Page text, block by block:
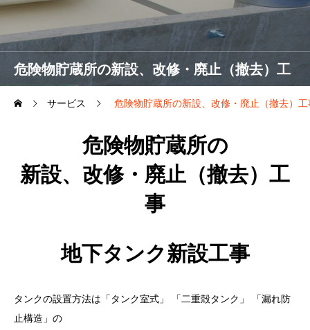
危険物貯蔵所の新設、改修・廃止（撤去）工
事 サービス 危険物貯蔵所の新設、改修・廃止（撤去）工
危険物貯蔵所の
新設、改修・廃止（撤去）工
事
地下タンク新設工事
タンクの設置方法は「タンク室式」 「二重殻タンク」 「漏れ防
止構造」の